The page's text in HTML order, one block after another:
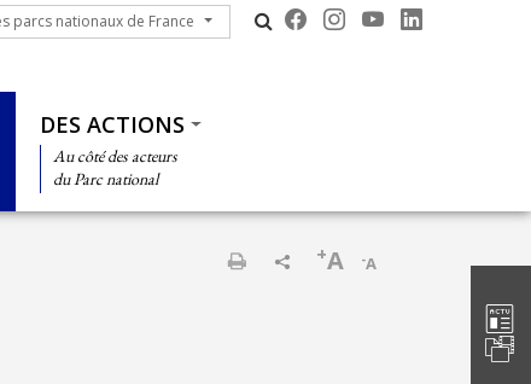
parcs nationaux de France
parcs nationaux de France
DES ACTIONS
Au côté des acteurs
du Parc national
-A
+A